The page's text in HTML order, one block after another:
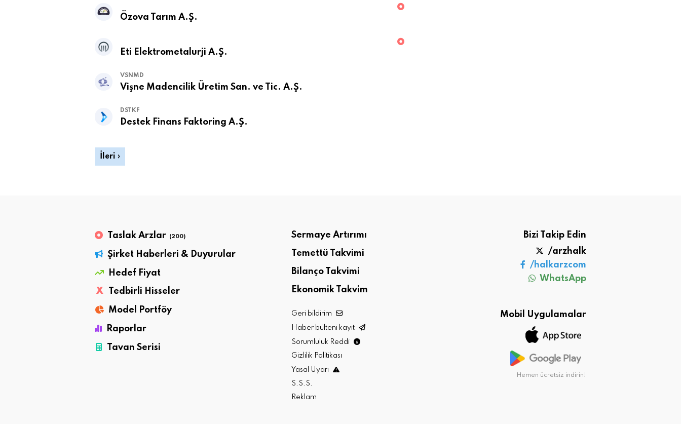
Özova Tarım A.Ş.
Eti Elektrometalurji A.Ş.
VSNMD
Vişne Madencilik Üretim San. ve Tic. A.Ş.
DSTKF
Destek Finans Faktoring A.Ş.
İleri ›
Taslak Arzlar (200)
Şirket Haberleri & Duyurular
Hedef Fiyat
X
Tedbirli Hisseler
Model Portföy
Raporlar
Tavan Serisi
Sermaye Artırımı
Temettü Takvimi
Bilanço Takvimi
Ekonomik Takvim
Geri bildirim
Haber bülteni kayıt
Sorumluluk Reddi
Gizlilik Politikası
Yasal Uyarı
S.S.S.
Reklam
Bizi Takip Edin
/arzhalk
/halkarzcom
WhatsApp
Mobil Uygulamalar
Hemen ücretsiz indirin!